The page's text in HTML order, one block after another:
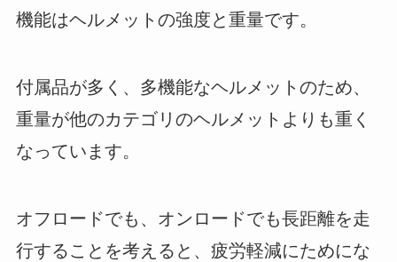
機能はヘルメットの強度と重量です。
付属品が多く、多機能なヘルメットのため、
重量が他のカテゴリのヘルメットよりも重く
なっています。
オフロードでも、オンロードでも長距離を走
行することを考えると、疲労軽減にためにな